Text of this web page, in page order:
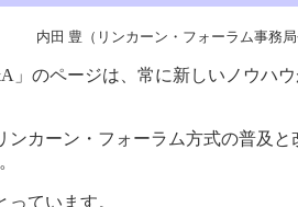
内田 豊（リンカーン・フォーラム事
」のページは、常に新しいノウハ
ンカーン・フォーラム方式の普及と
ています。